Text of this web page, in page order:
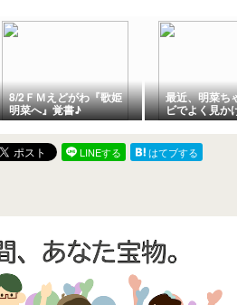
8/2ＦＭえどがわ『歌姫
明菜へ』覚書♪
最近、明菜ち
ビでよく見か
が・・アナタ
ん派 or 聖子
LINEする
はてブする